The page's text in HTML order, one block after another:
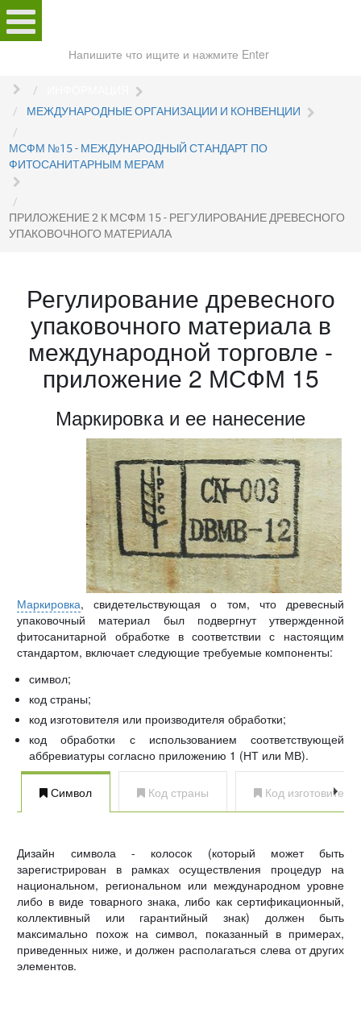
сайту
МЕЖДУНАРОДНЫЕ ОРГАНИЗАЦИИ И КОНВЕНЦИИ
МСФМ №15 - МЕЖДУНАРОДНЫЙ СТАНДАРТ ПО
ФИТОСАНИТАРНЫМ МЕРАМ
ПРИЛОЖЕНИЕ 2 К МСФМ 15 - РЕГУЛИРОВАНИЕ ДРЕВЕСНОГО
УПАКОВОЧНОГО МАТЕРИАЛА
Регулирование древесного
упаковочного материала в
международной торговле -
приложение 2 МСФМ 15
Маркировка и ее нанесение
Маркировка, свидетельствующая о том, что древесный
упаковочный материал был подвергнут утвержденной
фитосанитарной обработке в соответствии с настоящим
стандартом, включает следующие требуемые компоненты:
символ;
код страны;
код изготовителя или производителя обработки;
код обработки с использованием соответствующей
аббревиатуры согласно приложению 1 (НТ или МВ).
Символ Код страны Код
Дизайн символа - колосок (который может быть
зарегистрирован в рамках осуществления процедур на
национальном, региональном или международном уровне
либо в виде товарного знака, либо как сертификационный,
коллективный или гарантийный знак) должен быть
максимально похож на символ, показанный в примерах,
приведенных ниже, и должен располагаться слева от других
элементов.